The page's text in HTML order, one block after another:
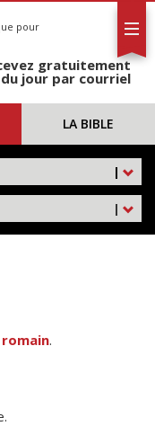
pour
gratuitement
jour par courriel
LA BIBLE
|
|
.